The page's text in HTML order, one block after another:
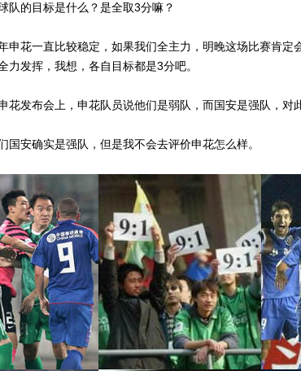
的目标是什么？是全取3分嘛？
花一直比较稳定，如果我们全主力，明晚这场比赛肯定
力发挥，我想，各自目标都是3分吧。
发布会上，申花队员说他们是弱队，而国安是强队，对
安确实是强队，但是我不会去评价申花怎么样。